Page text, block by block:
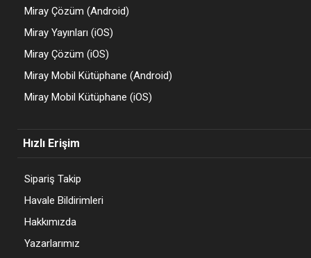
Miray Çözüm (Android)
Miray Yayınları (iOS)
Miray Çözüm (iOS)
Miray Mobil Kütüphane (Android)
Miray Mobil Kütüphane (iOS)
Hızlı Erişim
Sipariş Takip
Havale Bildirimleri
Hakkımızda
Yazarlarımız